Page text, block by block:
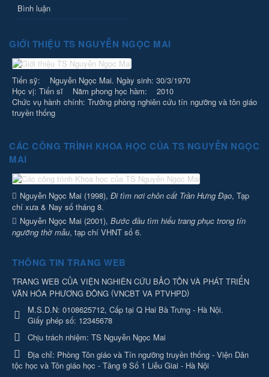
Bình luận
GIỚI THIỆU TS NGUYỄN NGỌC MAI
Tiến sỹ: Nguyễn Ngọc Mai. Ngày sinh: 30/3/1970
Học vị: Tiến sĩ Năm phong học hàm: 2010
Chức vụ hành chính: Trưởng phòng nghiên cứu tín ngưỡng và tôn giáo
truyền thống
CÁC CÔNG TRÌNH KHOA HỌC CỦA TS NGUYỄN NGỌC
MAI
Nguyễn Ngọc Mai (1998), Đi tìm nơi chôn cất Trần Hưng Đạo, Tạp
chí xưa & Nay số tháng 8.
Nguyễn Ngọc Mai (2001), Bước đầu tìm hiểu trang phục trong tín
ngưỡng thờ mẫu, tạp chí VHNT số 6.
THÔNG TIN TRANG WEB
TRANG WEB CỦA VIỆN NGHIÊN CỨU BẢO TỒN VÀ PHÁT TRIỂN
VĂN HÓA PHƯƠNG ĐÔNG (VNCBT VA PTVHPD)
M.S.D.N: 0108625712, Cấp tại Q Hai Bà Trưng - Hà Nội.
Giấy phép số: 12345678
Chịu trách nhiệm: TS Nguyễn Ngọc Mai
Địa chỉ: Phòng Tôn giáo và Tín ngưỡng truyền thống - Viện Dân
tộc học và Tôn giáo học - Tầng 9 Số 1 Liễu Giai - Hà Nội